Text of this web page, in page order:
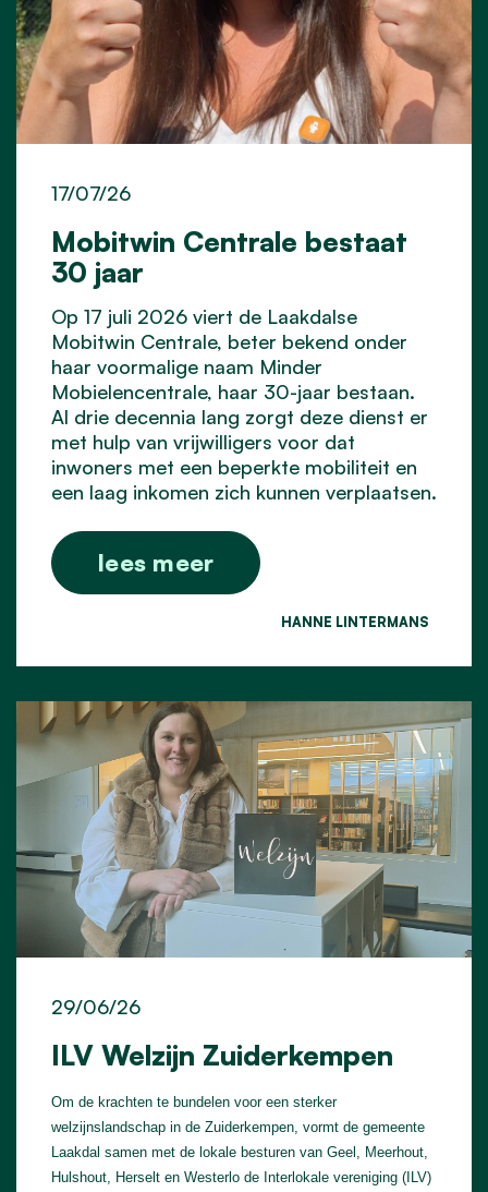
Mobitwin Centrale bestaat
30 jaar
17/07/26
Op 17 juli 2026 viert de Laakdalse
Mobitwin Centrale, beter bekend onder
haar voormalige naam Minder
Mobielencentrale, haar 30-jaar bestaan.
Al drie decennia lang zorgt deze dienst er
met hulp van vrijwilligers voor dat
inwoners met een beperkte mobiliteit en
een laag inkomen zich kunnen verplaatsen.
lees meer
HANNE LINTERMANS
ILV Welzijn Zuiderkempen
29/06/26
Om de krachten te bundelen voor een sterker
welzijnslandschap in de Zuiderkempen, vormt de gemeente
Laakdal samen met de lokale besturen van Geel, Meerhout,
Hulshout, Herselt en Westerlo de Interlokale vereniging (ILV)